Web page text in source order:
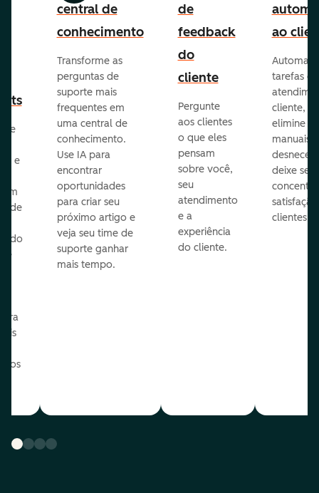
e
de
os
central de
conhecimento
Transforme as
perguntas de
suporte mais
frequentes em
uma central de
conhecimento.
Use IA para
encontrar
oportunidades
para criar seu
próximo artigo e
veja seu time de
suporte ganhar
mais tempo.
de
feedback
do
cliente
Pergunte
aos clientes
o que eles
pensam
sobre você,
seu
atendimento
e a
experiência
do cliente.
ao
tarefas de
cliente,
elimine
manuais
deixe seu
clientes.